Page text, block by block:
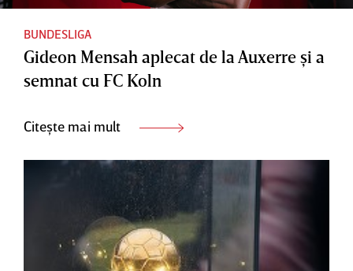
BUNDESLIGA
Gideon Mensah aplecat de la Auxerre şi a
semnat cu FC Koln
Citește mai mult